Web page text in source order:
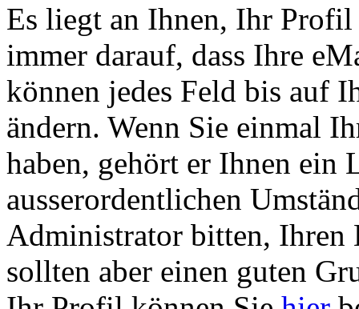
Es liegt an Ihnen, Ihr
immer darauf, dass Ihre
können jedes Feld bis auf
ändern. Wenn Sie einmal
haben, gehört er Ihnen ein
ausserordentlichen
Administrator bitten, Ihren
sollten aber einen guten